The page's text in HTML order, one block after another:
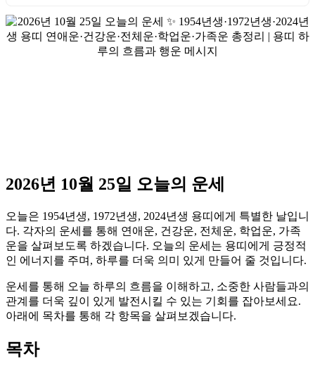
2026년 10월 25일 오늘의 운세
오늘은 1954년생, 1972년생, 2024년생 용띠에게 특별한 날입니
다. 각자의 운세를 통해 연애운, 건강운, 전체운, 학업운, 가족
운을 살펴보도록 하겠습니다. 오늘의 운세는 용띠에게 긍정적
인 에너지를 주며, 하루를 더욱 의미 있게 만들어 줄 것입니다.
운세를 통해 오늘 하루의 흐름을 이해하고, 소중한 사람들과의
관계를 더욱 깊이 있게 발전시킬 수 있는 기회를 잡아보세요.
아래에 목차를 통해 각 항목을 살펴보겠습니다.
목차